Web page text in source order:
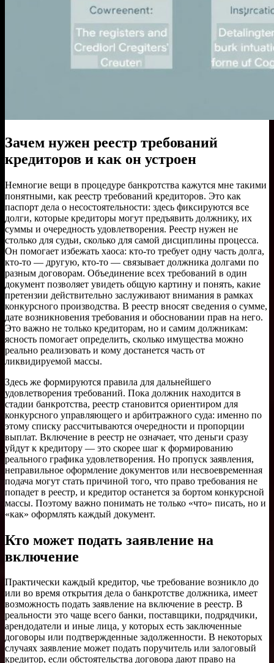
Зачем нужен реестр требований
кредиторов и как он устроен
Немногие вещи в процедуре банкротства кажутся мне такими
понятными, как реестр требований кредиторов. Это как
паспорт дела о несостоятельности: здесь фиксируются все
долги, которые кредиторы могут предъявить должнику, их
суммы и очередность удовлетворения. Реестр нужен не
столько для судьи, сколько для самой дисциплины процесса.
Он помогает избежать хаоса: кто-то требует одну часть долга,
кто-то — другую, кто-то — связывает должника долгами по
разным договорам. Объединение всех требований в один
документ позволяет увидеть общую картину и понять, какие
претензии действительно заслуживают внимания в рамках
конкурсного производства. В реестр вносят сведения о сумме,
дате возникновения требования и обосновании прав на него.
Это важно не только кредиторам, но и самим должникам:
ясность помогает определить, сколько имущества можно
реально реализовать и кому достанется часть от
ликвидируемой массы.
Здесь же формируются правила для дальнейшего
удовлетворения требований. Пока должник находится в
стадии банкротства, реестр становится ориентиром для
конкурсного управляющего и арбитражного суда: именно по
этому списку рассчитываются очередности и пропорции
выплат. Включение в реестр не означает, что деньги сразу
уйдут к кредитору — это скорее шаг к формированию
реального графика удовлетворения. Но пропуск заявления,
неправильное оформление документов или несвоевременная
подача могут стать причиной того, что право требования не
попадет в реестр, и кредитор останется за бортом конкурсной
массы. Поэтому важно понимать не только «что» писать, но и
«как» оформлять каждый документ.
Кто может подать заявление на
включение
Практически каждый кредитор, чье требование возникло до
или во время открытия дела о банкротстве должника, имеет
возможность подать заявление на включение в реестр. В
реальности это чаще всего банки, поставщики, подрядчики,
арендодатели и иные лица, у которых есть заключенные
договоры или подтвержденные задолженности. В некоторых
случаях заявление может подать поручитель или залоговый
кредитор, если обстоятельства договора дают право на